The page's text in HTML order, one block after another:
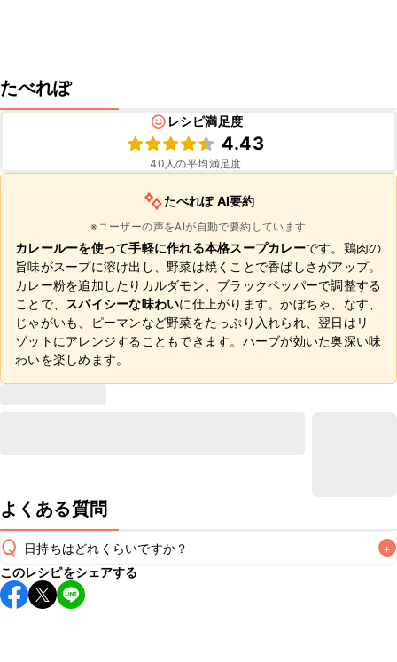
たべれぽ
レシピ満足度
4.43
40 人の平均満足度
たべれぽ AI要約
※ユーザーの声をAIが自動で要約しています
カレールーを使って手軽に作れる本格スープカレーです。鶏肉の
旨味がスープに溶け出し、野菜は焼くことで香ばしさがアップ。
カレー粉を追加したりカルダモン、ブラックペッパーで調整する
ことで、
スパイシーな味わいに仕上がります。かぼちゃ、なす、
じゃがいも、ピーマンなど野菜をたっぷり入れられ、翌日はリ
ゾットにアレンジすることもできます。ハーブが効いた奥深い味
わいを楽しめます。
よくある質問
Q 日持ちはどれくらいですか？ +
保存期間は冷蔵で翌日中が目安です。なるべくお早めにお召
し上がりください。
このレシピをシェアする